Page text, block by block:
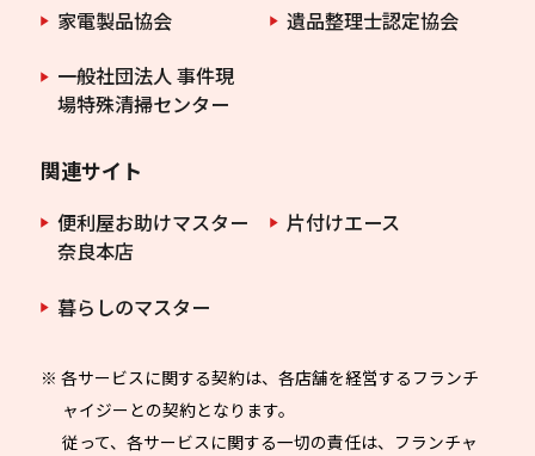
家電製品協会
遺品整理士認定協会
一般社団法人 事件現
場特殊清掃センター
関連サイト
便利屋お助けマスター
奈良本店
片付けエース
暮らしのマスター
※ 各サービスに関する契約は、各店舗を経営するフランチ
ャイジーとの契約となります。
従って、各サービスに関する一切の責任は、フランチャ